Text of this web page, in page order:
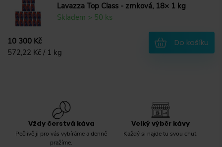
Lavazza Top Class - zrnková, 18× 1 kg
Skladem > 50 ks
10 300 Kč
572,22 Kč / 1 kg
Do košíku
Vždy čerstvá káva
Pečlivě ji pro vás vybíráme a denně
pražíme.
Velký výběr kávy
Každý si najde tu svou chuť.